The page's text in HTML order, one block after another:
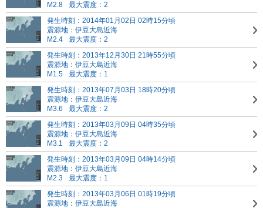
M2.8
最大震度：2
発生時刻：2014年01月02日 02時15分頃
震源地：伊豆大島近海
M2.4
最大震度：2
発生時刻：2013年12月30日 21時55分頃
震源地：伊豆大島近海
M1.5
最大震度：1
発生時刻：2013年07月03日 18時20分頃
震源地：伊豆大島近海
M3.6
最大震度：2
発生時刻：2013年03月09日 04時35分頃
震源地：伊豆大島近海
M3.1
最大震度：2
発生時刻：2013年03月09日 04時14分頃
震源地：伊豆大島近海
M2.3
最大震度：1
発生時刻：2013年03月06日 01時19分頃
震源地：伊豆大島近海